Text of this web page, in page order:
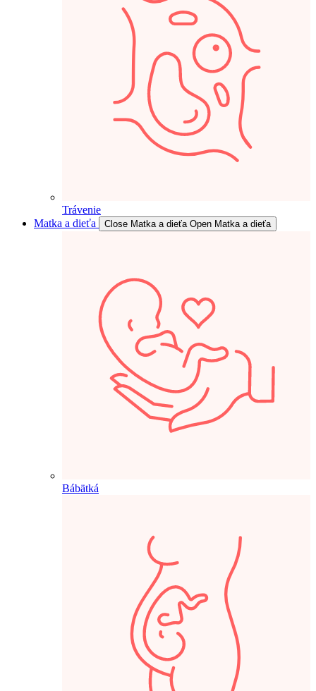
Trávenie
Matka a dieťa
Close Matka a dieťa Open Matka a dieťa
Bábätká